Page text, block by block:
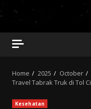
Home 2025 October
Travel Tabrak Truk di Tol
Kesehatan